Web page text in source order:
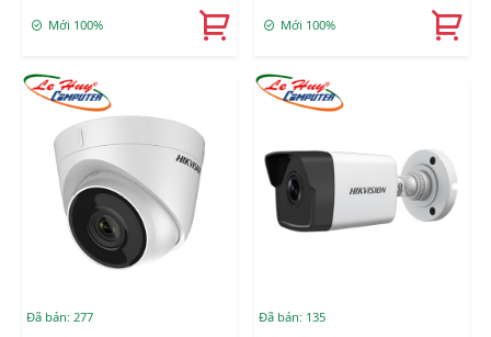
Mới 100% Mới 100%
Đã bán: 277 Đã bán: 135